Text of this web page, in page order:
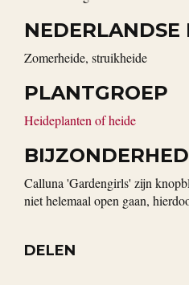
NEDERLANDSE
zomerheide, struikheide
PLANTGROEP
Heideplanten of heide
Calluna 'Gardengirls' zijn
niet helemaal open gaan,
DELEN